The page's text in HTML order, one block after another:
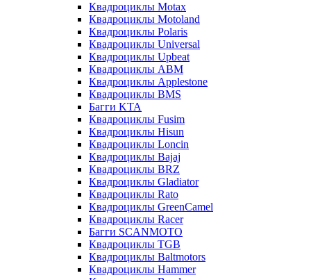
Квадроциклы Motax
Квадроциклы Motoland
Квадроциклы Polaris
Квадроциклы Universal
Квадроциклы Upbeat
Квадроциклы ABM
Квадроциклы Applestone
Квадроциклы BMS
Багги KTA
Квадроциклы Fusim
Квадроциклы Hisun
Квадроциклы Loncin
Квадроциклы Bajaj
Квадроциклы BRZ
Квадроциклы Gladiator
Квадроциклы Rato
Квадроциклы GreenCamel
Квадроциклы Racer
Багги SCANMOTO
Квадроциклы TGB
Квадроциклы Baltmotors
Квадроциклы Hammer